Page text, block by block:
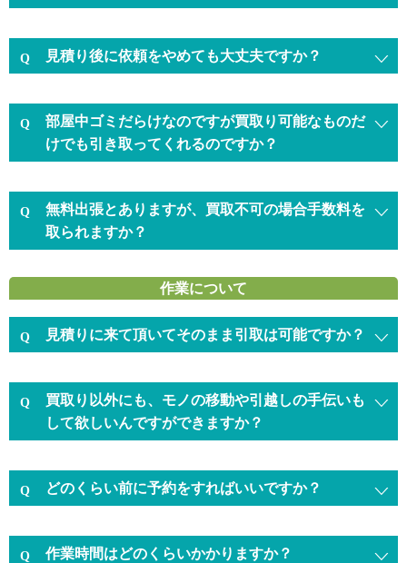
見積り後に依頼をやめても大丈夫ですか？
部屋中ゴミだらけなのですが買取り可能なものだ
けでも引き取ってくれるのですか？
無料出張とありますが、買取不可の場合手数料を
取られますか？
作業について
見積りに来て頂いてそのまま引取は可能ですか？
買取り以外にも、モノの移動や引越しの手伝いも
して欲しいんですができますか？
どのくらい前に予約をすればいいですか？
作業時間はどのくらいかかりますか？